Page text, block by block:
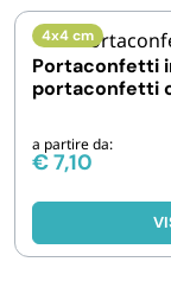
4x4 cm
Portaconfetti
portaconfetti
a partire da:
€7,10